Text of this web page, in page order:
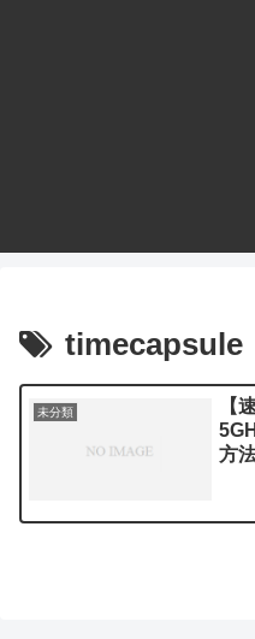
timecapsule
未分類
【
方